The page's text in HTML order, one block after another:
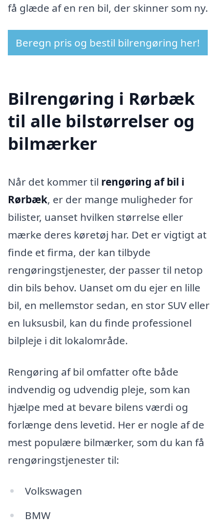
få glæde af en ren bil, der skinner som ny.
Beregn pris og bestil bilrengøring her!
Bilrengøring i Rørbæk
til alle bilstørrelser og
bilmærker
Når det kommer til rengøring af bil i
Rørbæk, er der mange muligheder for
bilister, uanset hvilken størrelse eller
mærke deres køretøj har. Det er vigtigt at
finde et firma, der kan tilbyde
rengøringstjenester, der passer til netop
din bils behov. Uanset om du ejer en lille
bil, en mellemstor sedan, en stor SUV eller
en luksusbil, kan du finde professionel
bilpleje i dit lokalområde.
Rengøring af bil omfatter ofte både
indvendig og udvendig pleje, som kan
hjælpe med at bevare bilens værdi og
forlænge dens levetid. Her er nogle af de
mest populære bilmærker, som du kan få
rengøringstjenester til:
Volkswagen
BMW